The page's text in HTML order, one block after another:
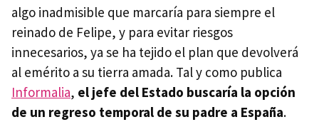
algo inadmisible que marcaría para siempre el
reinado de Felipe, y para evitar riesgos
innecesarios, ya se ha tejido el plan que devolverá
al emérito a su tierra amada. Tal y como publica
Informalia, el jefe del Estado buscaría la opción
de un regreso temporal de su padre a España.